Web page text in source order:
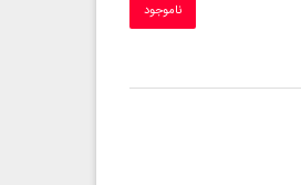
ناموجود